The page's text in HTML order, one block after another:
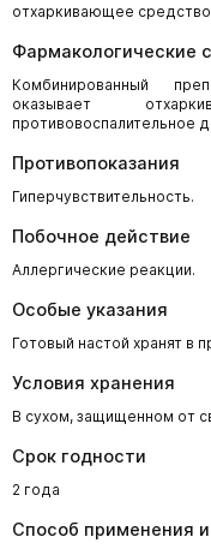
отхаркивающее
Фармакологические
Комбинированный
оказывает
противовоспалительное
Противопоказания
Гиперчувствительность.
Побочное действие
Аллергические реакции.
Особые указания
Готовый настой хранят в
Условия хранения
В сухом, защищенном от
Срок годности
2 года
Способ применения